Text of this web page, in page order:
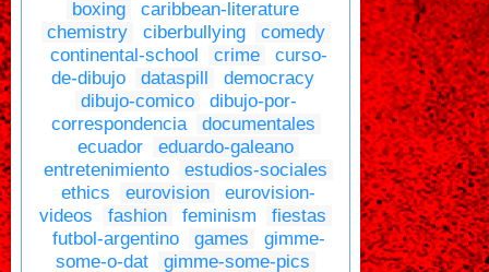
boxing
caribbean-literature
chemistry
ciberbullying
comedy
continental-school
crime
curso-
de-dibujo
dataspill
democracy
dibujo-comico
dibujo-por-
correspondencia
documentales
ecuador
eduardo-galeano
entretenimiento
estudios-sociales
ethics
eurovision
eurovision-
videos
fashion feminism
fiestas
futbol-argentino
games
gimme-
some-o-dat
gimme-some-pics